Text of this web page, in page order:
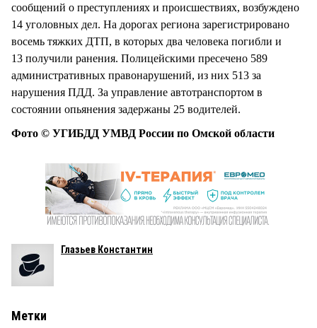
сообщений о преступлениях и происшествиях, возбуждено
14 уголовных дел. На дорогах региона зарегистрировано
восемь тяжких ДТП, в которых два человека погибли и
13 получили ранения. Полицейскими пресечено 589
административных правонарушений, из них 513 за
нарушения ПДД. За управление автотранспортом в
состоянии опьянения задержаны 25 водителей.
Фото © УГИБДД УМВД России по Омской области
Глазьев Константин
Метки